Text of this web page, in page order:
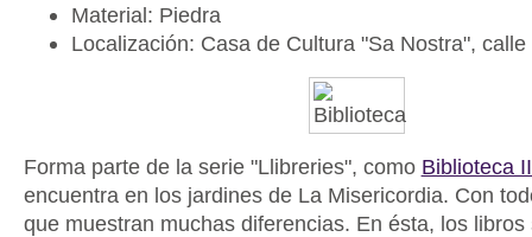
Material: Piedra
Localización: Casa de Cultura "Sa Nostra",
Forma parte de la serie "Llibreries", como Biblioteca
encuentra en los jardines de La Misericordia. Con
que muestran muchas diferencias. En ésta, los